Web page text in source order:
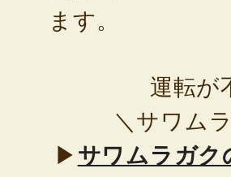
ます。
運転が
＼サワム
▶ サワムラガク